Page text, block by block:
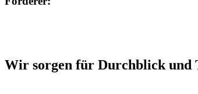
Wir sorgen für Durchblick und